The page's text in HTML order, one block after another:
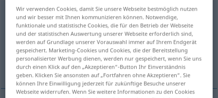
oberhalbpräp <gen>
Übersicht aller Übersetzungen
(Für mehr Details die Übersetzung anklicken/antippen)
iznad, povrh
Wir verwenden Cookies, damit Sie unsere Webseite bestmöglich nutzen
und wir besser mit Ihnen kommunizieren können. Notwendige,
funktionale und statistische Cookies, die für den Betrieb der Webseite
und der statistischen Auswertung unserer Webseite erforderlich sind,
werden auf Grundlage unserer Vorauswahl immer auf Ihrem Endgerät
gespeichert. Marketing-Cookies und Cookies, die der Bereitstellung
personalisierter Werbung dienen, werden nur gespeichert, wenn Sie uns
durch einen Klick auf den „Akzeptieren“-Button Ihr Einverständnis
geben. Klicken Sie ansonsten auf „Fortfahren ohne Akzeptieren“. Sie
können Ihre Einwilligung jederzeit für zukünftige Besuche unserer
Webseite widerrufen. Wenn Sie weitere Informationen zu den Cookies